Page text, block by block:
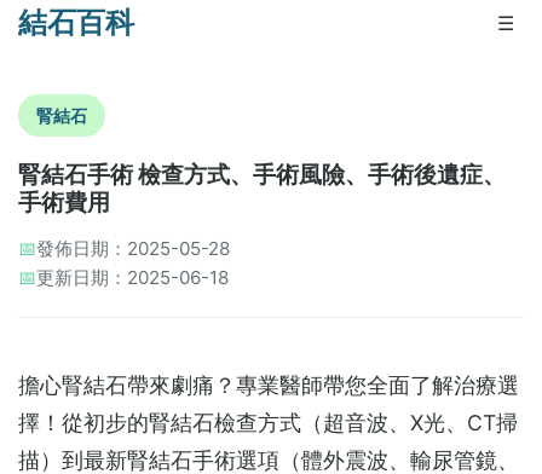
結石百科 ☰
腎結石
腎結石手術 檢查方式、手術風險、手術後遺症、
手術費用
📅發佈日期：2025-05-28
📅更新日期：2025-06-18
擔心腎結石帶來劇痛？專業醫師帶您全面了解治療選
擇！從初步的‌腎結石檢查方式‌（超音波、X光、CT掃
描）到最新‌腎結石手術‌選項（體外震波、輸尿管鏡、